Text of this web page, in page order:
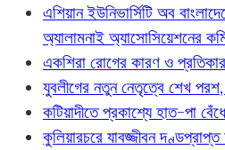
এশিয়ান ইউনিভার্সিটি অব
অ্যালামনাই অ্যাসোসিয়েশনের
একশিরা রোগের কারণ ও
যুবলীগের নতুন নেতৃত্বে শেখ পরশ,
কটিয়াদীতে প্রকাশ্যে হাত-পা
কুলিয়ারচরে যাবজ্জীবন